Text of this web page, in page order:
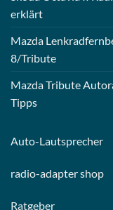
erklärt
Mazda
8/Tribute
Mazda Tribute
Tipps
Auto-Lautsprecher
radio-adapter shop
Ratgeber